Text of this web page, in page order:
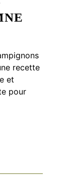
recette
et
pour